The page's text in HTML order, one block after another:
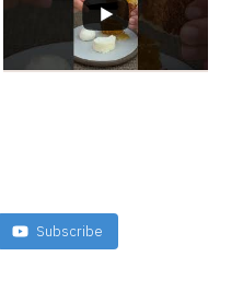
Subscribe